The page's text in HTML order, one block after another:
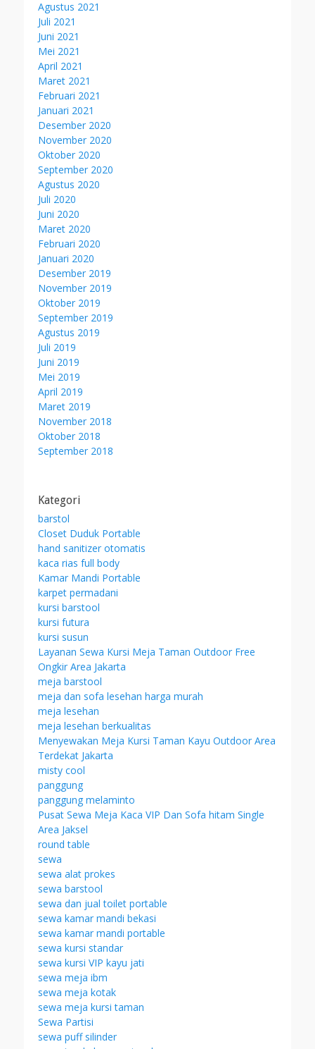
Agustus 2021
Juli 2021
Juni 2021
Mei 2021
April 2021
Maret 2021
Februari 2021
Januari 2021
Desember 2020
November 2020
Oktober 2020
September 2020
Agustus 2020
Juli 2020
Juni 2020
Maret 2020
Februari 2020
Januari 2020
Desember 2019
November 2019
Oktober 2019
September 2019
Agustus 2019
Juli 2019
Juni 2019
Mei 2019
April 2019
Maret 2019
November 2018
Oktober 2018
September 2018
Kategori
barstol
Closet Duduk Portable
hand sanitizer otomatis
kaca rias full body
Kamar Mandi Portable
karpet permadani
kursi barstool
kursi futura
kursi susun
Layanan Sewa Kursi Meja Taman Outdoor Free
Ongkir Area Jakarta
meja barstool
meja dan sofa lesehan harga murah
meja lesehan
meja lesehan berkualitas
Menyewakan Meja Kursi Taman Kayu Outdoor Area
Terdekat Jakarta
misty cool
panggung
panggung melaminto
Pusat Sewa Meja Kaca VIP Dan Sofa hitam Single
Area Jaksel
round table
sewa
sewa alat prokes
sewa barstool
sewa dan jual toilet portable
sewa kamar mandi bekasi
sewa kamar mandi portable
sewa kursi standar
sewa kursi VIP kayu jati
sewa meja ibm
sewa meja kotak
sewa meja kursi taman
Sewa Partisi
sewa puff silinder